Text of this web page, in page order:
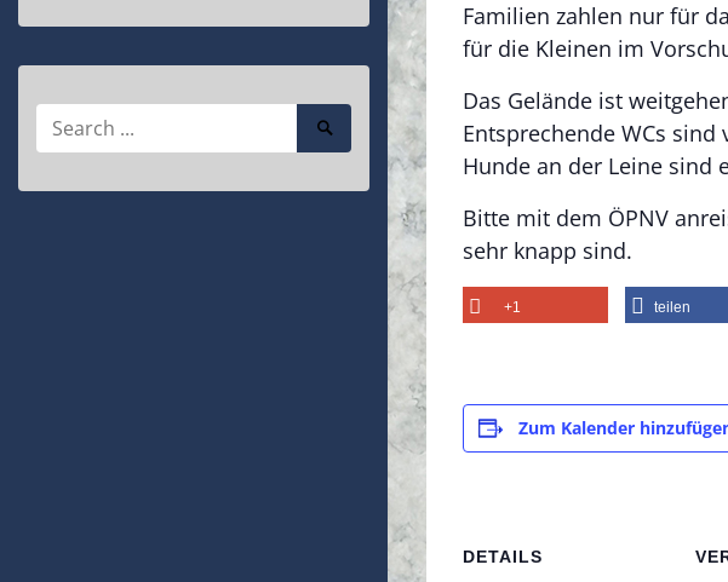
for:
Search
Submit
Familien zahlen nur für
für die Kleinen im
Das Gelände ist
Entsprechende WCs sind
Hunde an der Leine sind
Bitte mit dem ÖPNV
sehr knapp sind.
+1 teilen
Zum Kalender
DETAILS